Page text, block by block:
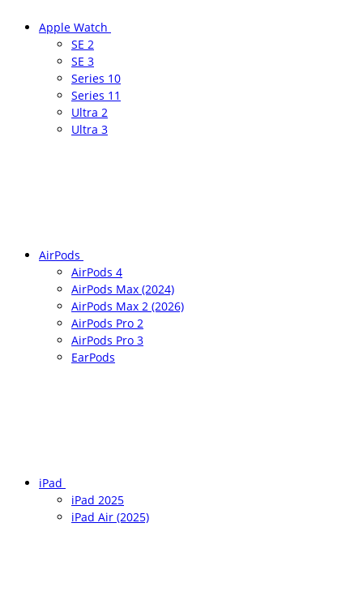
Apple Watch
SE 2
SE 3
Series 10
Series 11
Ultra 2
Ultra 3
AirPods
AirPods 4
AirPods Max (2024)
AirPods Max 2 (2026)
AirPods Pro 2
AirPods Pro 3
EarPods
iPad
iPad 2025
iPad Air (2025)